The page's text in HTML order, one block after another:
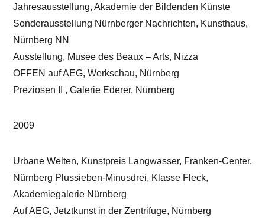
Jahresausstellung, Akademie der Bildenden Künste
Sonderausstellung Nürnberger Nachrichten, Kunsthaus,
Nürnberg NN
Ausstellung, Musee des Beaux – Arts, Nizza
OFFEN auf AEG, Werkschau, Nürnberg
Preziosen II , Galerie Ederer, Nürnberg
2009
Urbane Welten, Kunstpreis Langwasser, Franken-Center,
Nürnberg Plussieben-Minusdrei, Klasse Fleck,
Akademiegalerie Nürnberg
Auf AEG, Jetztkunst in der Zentrifuge, Nürnberg